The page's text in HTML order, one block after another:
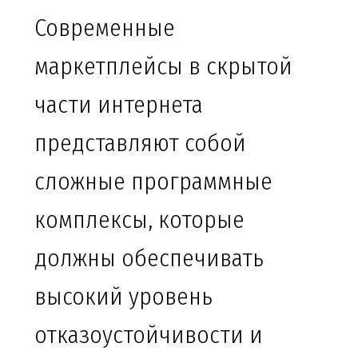
Современные
маркетплейсы в скрытой
части интернета
представляют собой
сложные программные
комплексы, которые
должны обеспечивать
высокий уровень
отказоустойчивости и